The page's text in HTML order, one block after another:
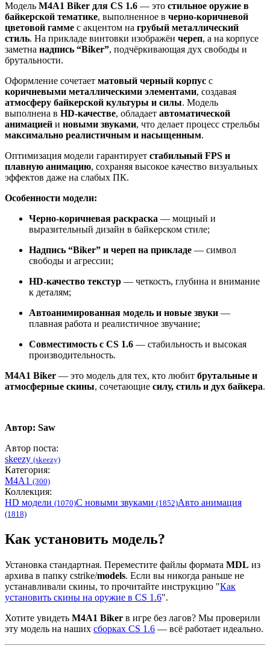
Модель M4A1 Biker для CS 1.6 — это стильное оружие в
байкерской тематике, выполненное в черно-коричневой
цветовой гамме с акцентом на грубый металлический
стиль. На прикладе винтовки изображён череп, а на корпусе
заметна надпись “Biker”, подчёркивающая дух свободы и
брутальности.
Оформление сочетает матовый черный корпус с
коричневыми металлическими элементами, создавая
атмосферу байкерской культуры и силы. Модель
выполнена в HD-качестве, обладает автоматической
анимацией и новыми звуками, что делает процесс стрельбы
максимально реалистичным и насыщенным.
Оптимизация модели гарантирует стабильный FPS и
плавную анимацию, сохраняя высокое качество визуальных
эффектов даже на слабых ПК.
Особенности модели:
Черно-коричневая раскраска — мощный и
выразительный дизайн в байкерском стиле;
Надпись “Biker” и череп на прикладе — символ
свободы и агрессии;
HD-качество текстур — четкость, глубина и внимание
к деталям;
Автоанимированная модель и новые звуки —
плавная работа и реалистичное звучание;
Совместимость с CS 1.6 — стабильность и высокая
производительность.
M4A1 Biker — это модель для тех, кто любит брутальные и
атмосферные скины, сочетающие силу, стиль и дух байкера.
Автор: Saw
Автор поста:
skeezy (skeezy)
Категория:
M4A1 (300)
Коллекция:
HD модели (1070)С новыми звуками (1852)Авто анимация
(1818)
Как установить модель?
Установка стандартная. Переместите файлы формата MDL из
архива в папку cstrike/models. Если вы никогда раньше не
устанавливали скины, то прочитайте инструкцию "Как
установить скины на оружие в CS 1.6".
Хотите увидеть M4A1 Biker в игре без лагов? Мы проверили
эту модель на наших сборках CS 1.6 — всё работает идеально.